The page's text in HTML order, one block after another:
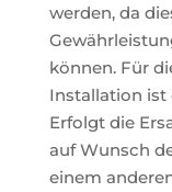
werden, da
können. Für
Installation ist
Erfolgt die
auf Wunsch
einem